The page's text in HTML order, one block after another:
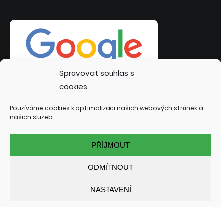
Spravovat souhlas s
cookies
Používáme cookies k optimalizaci našich webových stránek a
našich služeb.
PŘÍJMOUT
ODMÍTNOUT
NASTAVENÍ
© 2022 INTERSITE.CZ | TVORBA WEBOVÝCH STRÁNEK: